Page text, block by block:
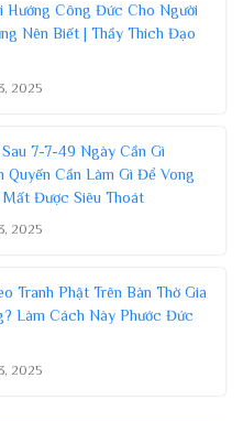
Hướng Công Đức Cho Người
Nên Biết | Thầy Thích Đạo
2025
7-7-49 Ngày Cần Gì
Quyến Cần Làm Gì Để Vong
Mất Được Siêu Thoát
2025
Tranh Phật Trên Bàn Thờ Gia
Làm Cách Này Phước Đức
2025